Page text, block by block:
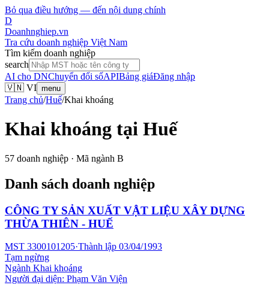
Bỏ qua điều hướng — đến nội dung chính
D
Doanhnghiep.vn
Tra cứu doanh nghiệp Việt Nam
Tìm kiếm doanh nghiệp
search
AI cho DNChuyển đổi sốAPIBảng giáĐăng nhập
🇻🇳 VI menu
Trang chủ/Huế/Khai khoáng
Khai khoáng tại Huế
57 doanh nghiệp · Mã ngành B
Danh sách doanh nghiệp
CÔNG TY SẢN XUẤT VẬT LIỆU XÂY DỰNG
THỪA THIÊN - HUẾ
MST 3300101205·Thành lập 03/04/1993
Tạm ngừng
Ngành Khai khoáng
Người đại diện: Phạm Văn Viện